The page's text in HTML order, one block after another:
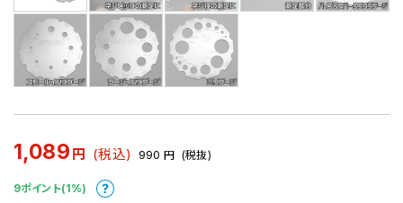
1,089 円 (税込) 990 円 (税抜)
9ポイント(1%)